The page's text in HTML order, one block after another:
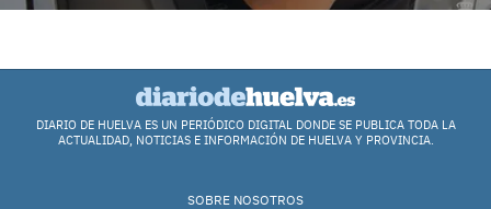
DIARIO DE HUELVA ES UN PERIÓDICO DIGITAL DONDE SE PUBLICA TODA LA
ACTUALIDAD, NOTICIAS E INFORMACIÓN DE HUELVA Y PROVINCIA.
SOBRE NOSOTROS